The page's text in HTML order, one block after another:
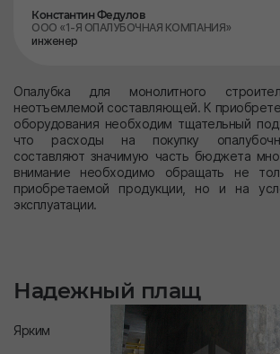
Константин Федулов
ООО «1-Я ОПАЛУБОЧНАЯ КОМПАНИЯ»
инженер
Опалубка для монолитного
неотъемлемой составляющей. К
оборудования необходим тщательный
что расходы на покупку
составляют значимую часть бюджета
внимание необходимо обращать не
приобретаемой продукции, но и на
эксплуатации.
Надежный плащ
Ярким